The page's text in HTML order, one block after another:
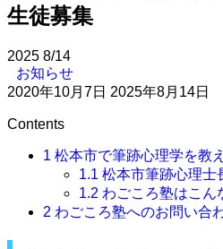
生徒募集
2025 8/14
お知らせ
2020年10月7日 2025年8月14日
Contents
1 松本市で筆跡心理学を教
1.1 松本市筆跡心理士
1.2 わごころ塾はこん
2 わごころ塾へのお問い合